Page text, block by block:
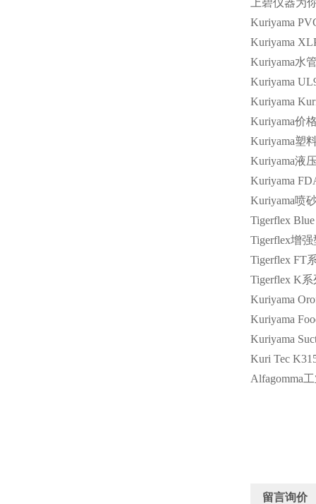
上碧仪器为
Kuriyama
Kuriyama
Kuriyama水
Kuriyama
Kuriyama
Kuriyama价
Kuriyama塑
Kuriyama液
Kuriyama
Kuriyama喷
Tigerflex
Tigerflex增强
Tigerflex FT
Tigerflex K系
Kuriyama
Kuriyama
Kuriyama
Kuri Tec
Alfagomma
留言询价